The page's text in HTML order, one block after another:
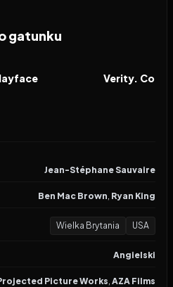
gatunku
FILM FILM
Jean-Stéphane Sauvaire
Ben Mac Brown, Ryan King
Wielka Brytania USA
Angielski
Picture Works, AZA Films